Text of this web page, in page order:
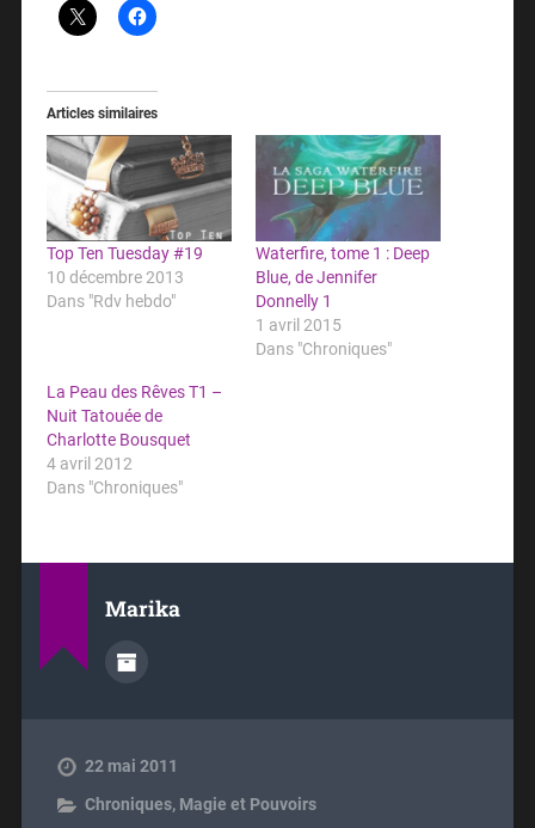
Articles similaires
Top Ten Tuesday #19
10 décembre 2013
Dans "Rdv hebdo"
Waterfire, tome 1 : Deep
Blue, de Jennifer
Donnelly 1
1 avril 2015
Dans "Chroniques"
La Peau des Rêves T1 –
Nuit Tatouée de
Charlotte Bousquet
4 avril 2012
Dans "Chroniques"
Marika
22 mai 2011
Chroniques, Magie et Pouvoirs